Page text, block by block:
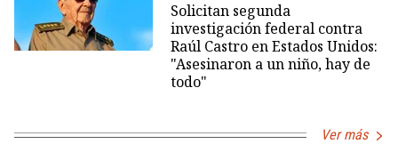
Solicitan segunda
investigación federal contra
Raúl Castro en Estados Unidos:
"Asesinaron a un niño, hay de
todo"
Ver más